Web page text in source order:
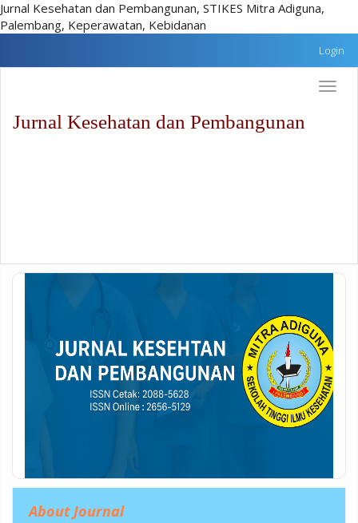
Jurnal Kesehatan dan Pembangunan, STIKES Mitra Adiguna,
Palembang, Keperawatan, Kebidanan
Navigasi
Login
Toggle
Jurnal Kesehatan dan Pembangunan
About Journal